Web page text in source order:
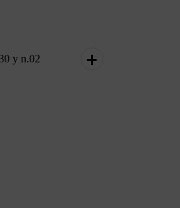
y n.02